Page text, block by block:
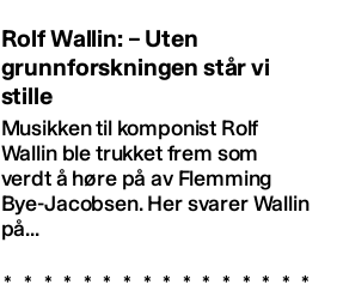
Rolf Wallin: – Uten
grunnforskningen står vi
stille
Musikken til komponist Rolf
Wallin ble trukket frem som
verdt å høre på av Flemming
Bye-Jacobsen. Her svarer Wallin
på...